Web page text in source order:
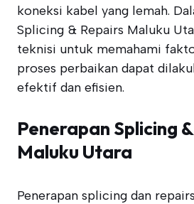
koneksi kabel yang lemah.
Splicing & Repairs Maluku
teknisi untuk memahami
proses perbaikan dapat
efektif dan efisien.
Penerapan Splicing
Maluku Utara
Penerapan splicing dan